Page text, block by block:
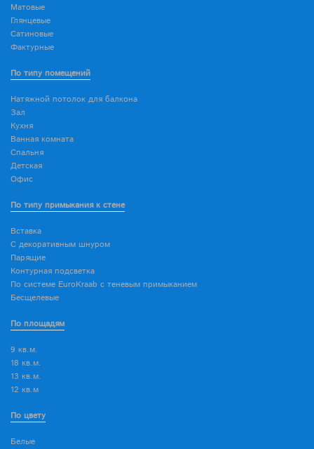
Матовые
Глянцевые
Сатиновые
Фактурные
По типу помещений
Натяжной потолок для балкона
Зал
Кухня
Ванная комната
Спальня
Детская
Офис
По типу примыкания к стене
Вставка
С декоративным шнуром
Парящие
Контурная подсветка
По системе EuroKraab с теневым примыканием
Бесщелевые
По площадям
9 кв.м.
18 кв.м.
13 кв.м.
12 кв.м
По цвету
Белые